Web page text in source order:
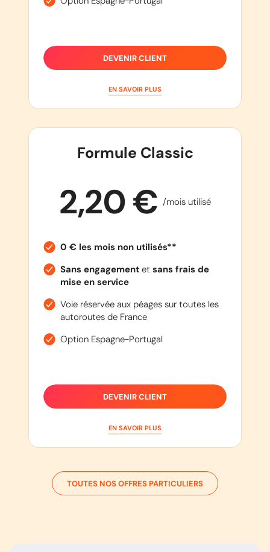
DEVENIR CLIENT
EN SAVOIR PLUS
Formule Classic
2,20 € /mois utilisé
0 € les mois non utilisés**
Sans engagementet sans frais de
mise en service
Voie réservée aux péages sur toutes les
autoroutes de France
Option Espagne-Portugal
DEVENIR CLIENT
EN SAVOIR PLUS
TOUTES NOS OFFRES PARTICULIERS